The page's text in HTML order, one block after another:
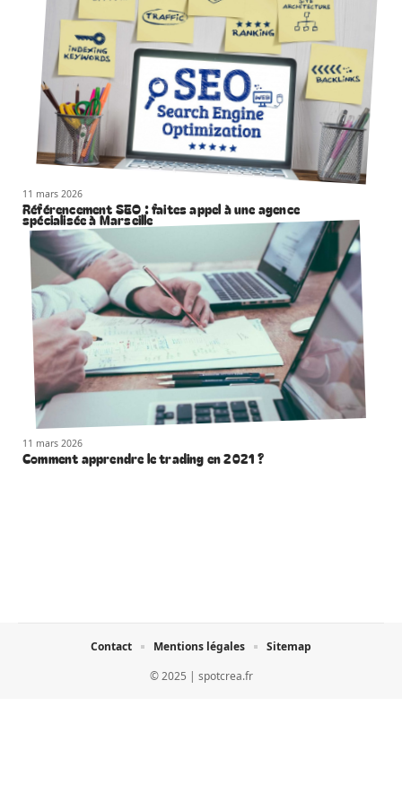
11 mars 2026
Référencement SEO : faites appel à une agence
spécialisée à Marseille
11 mars 2026
Comment apprendre le trading en 2021 ?
© 2025 | spotcrea.fr
Contact Mentions légales Sitemap